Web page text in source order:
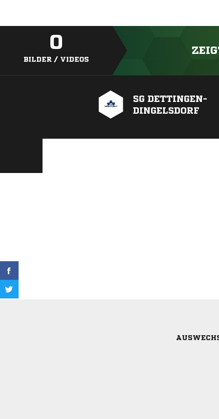
0
BILDER / VIDEOS
SG DETTINGEN-
DINGELSDORF